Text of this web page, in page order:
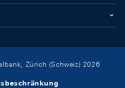
Zürich (Schweiz) 2026